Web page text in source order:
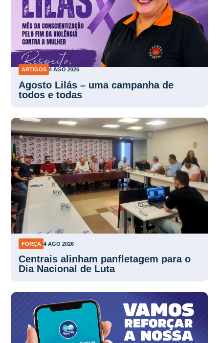
ARTIGOS 4 AGO 2026
Agosto Lilás – uma campanha de
todos e todas
FORÇA 4 AGO 2026
Centrais alinham panfletagem para o
Dia Nacional de Luta